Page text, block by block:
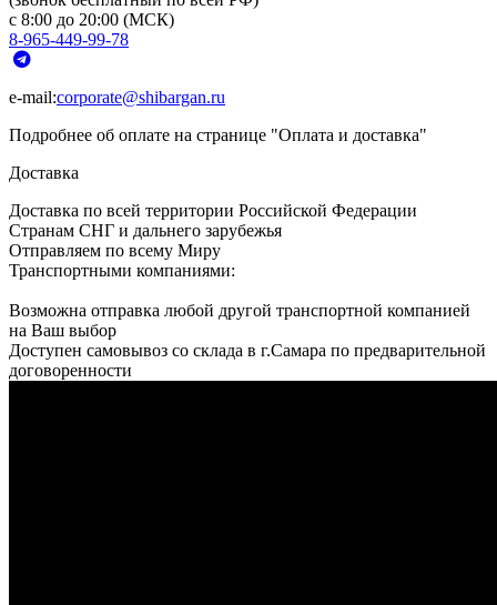
с 8:00 до 20:00 (МСК)
8-965-449-99-78
e-mail:corporate@shibargan.ru
Подробнее об оплате на странице "Оплата и доставка"
Доставка
Доставка по всей территории Российской Федерации
Странам СНГ и дальнего зарубежья
Отправляем по всему Миру
Транспортными компаниями:
Возможна отправка любой другой транспортной компанией
на Ваш выбор
Доступен самовывоз со склада в г.Самара по предварительной
договоренности